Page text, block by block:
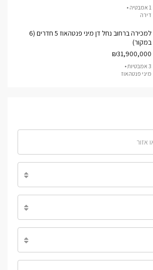
1 אמבטיה •
דירה
למכירה ברחוב נחל דן מיני פנטהאוז 5 חדרים (6
במקור)
₪31,900,000
3 אמבטיות •
מיני פנטהאוז